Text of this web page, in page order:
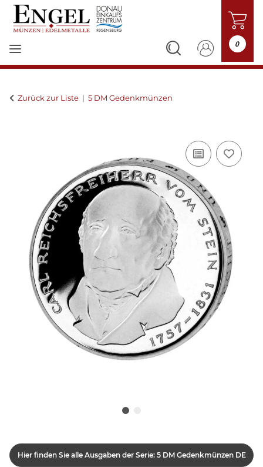
0
Zurück zur Liste 5 DM Gedenkmünzen
Hier finden Sie alle Ausgaben der Serie: 5 DM Gedenkmünzen DE